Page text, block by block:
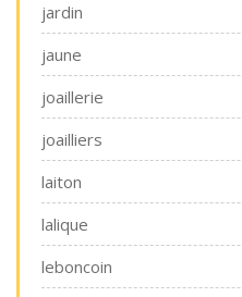
jardin
jaune
joaillerie
joailliers
laiton
lalique
leboncoin